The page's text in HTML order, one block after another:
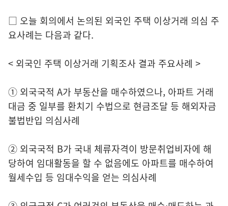
□ 오늘 회의에서 논의된 외국인 주택 이상거래 의심 주
요사례는 다음과 같다.
< 외국인 주택 이상거래 기획조사 결과 주요사례 >
① 외국국적 A가 부동산을 매수하였으나, 아파트 거래
대금 중 일부를 환치기 수법으로 현금조달 등 해외자금
불법반입 의심사례
② 외국국적 B가 국내 체류자격이 방문취업비자에 해
당하여 임대활동을 할 수 없음에도 아파트를 매수하여
월세수입 등 임대수익을 얻는 의심사례